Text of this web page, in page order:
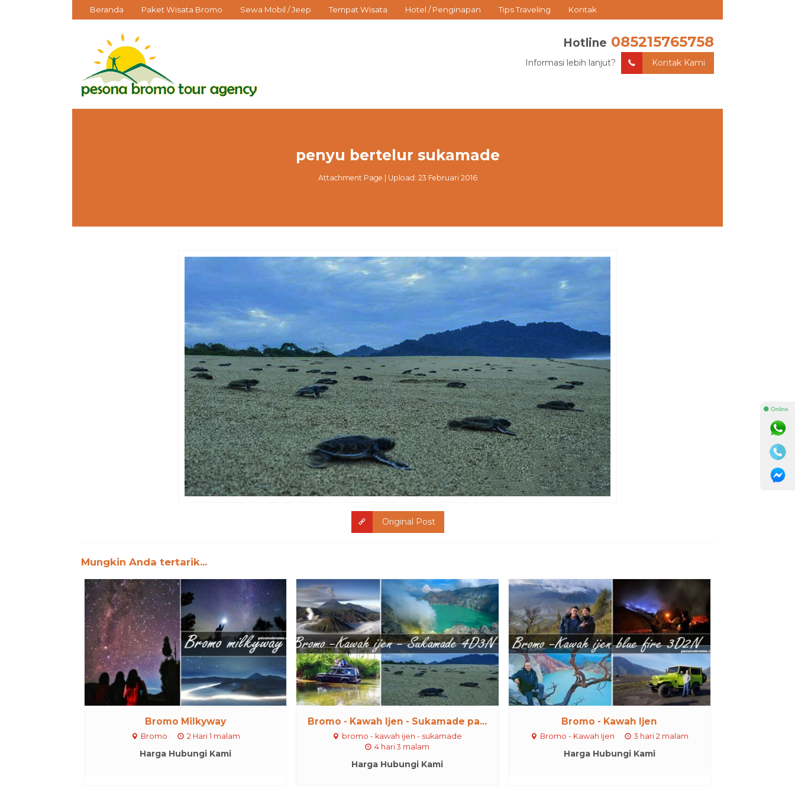
Beranda Paket Wisata Bromo Sewa Mobil / Jeep Tempat Wisata Hotel / Penginapan Tips Traveling Kontak
Hotline 085215765758
Informasi lebih lanjut? Kontak Kami
penyu bertelur sukamade
Attachment Page | Upload: 23 Februari 2016
Original Post
Mungkin Anda tertarik...
Bromo Milkyway
Bromo 2 Hari 1 malam
Harga Hubungi Kami
Bromo - Kawah Ijen - Sukamade pa...
bromo - kawah ijen - sukamade
4 hari 3 malam
Harga Hubungi Kami
Bromo - Kawah Ijen
Bromo - Kawah Ijen 3 hari 2 malam
Harga Hubungi Kami
⚫ Online